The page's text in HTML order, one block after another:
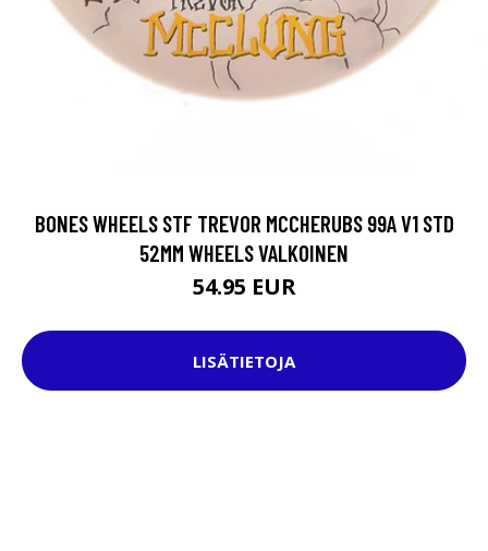
BONES WHEELS STF TREVOR MCCHERUBS 99A V1 STD
52MM WHEELS VALKOINEN
54.95 EUR
LISÄTIETOJA